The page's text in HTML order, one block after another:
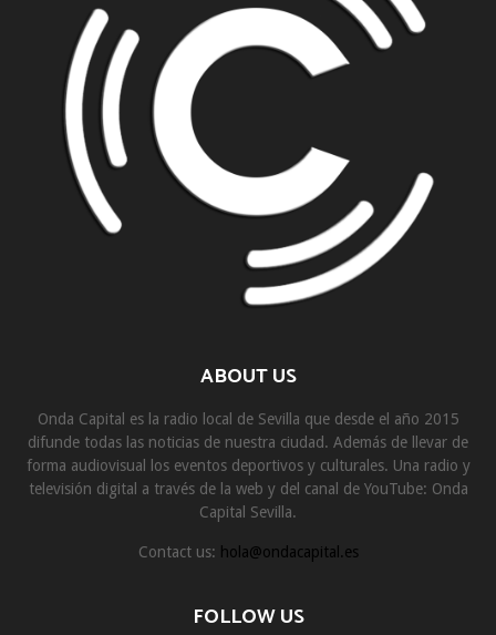
ABOUT US
Onda Capital es la radio local de Sevilla que desde el año 2015
difunde todas las noticias de nuestra ciudad. Además de llevar de
forma audiovisual los eventos deportivos y culturales. Una radio y
televisión digital a través de la web y del canal de YouTube: Onda
Capital Sevilla.
Contact us: hola@ondacapital.es
FOLLOW US